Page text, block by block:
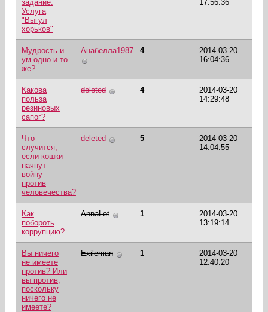
задание:
Услуга
"Выгул
хорьков"
17:56:36
Мудрость и
ум одно и то
же?
Анабелла1987 4
2014-03-20
16:04:36
Какова
польза
резиновых
сапог?
deleted 4
2014-03-20
14:29:48
Что
случится,
если кошки
начнут
войну
против
человечества?
deleted 5
2014-03-20
14:04:55
Как
побороть
коррупцию?
AnnaLet 1
2014-03-20
13:19:14
Вы ничего
не имеете
против? Или
вы против,
поскольку
ничего не
имеете?
Exileman 1
2014-03-20
12:40:20